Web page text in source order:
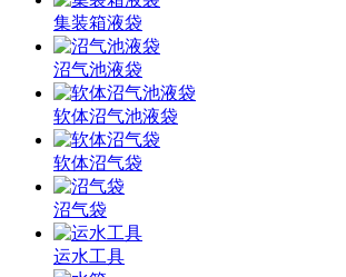
集装箱液袋
沼气池液袋
软体沼气池液袋
软体沼气袋
沼气袋
运水工具